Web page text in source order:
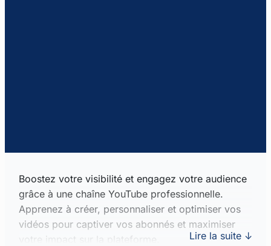
Boostez votre visibilité et engagez votre audience
grâce à une chaîne YouTube professionnelle.
Apprenez à créer, personnaliser et optimiser vos
vidéos pour captiver vos abonnés et maximiser
votre impact sur la plateforme.
Lire la suite ↓